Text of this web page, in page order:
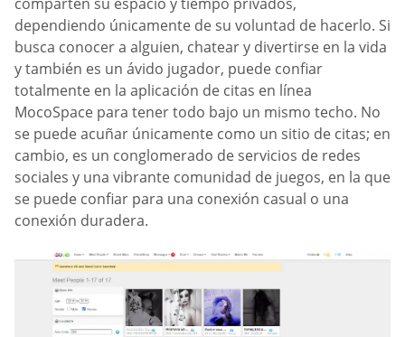
dependiendo únicamente de su voluntad de hacerlo. Si
busca conocer a alguien, chatear y divertirse en la vida
y también es un ávido jugador, puede confiar
totalmente en la aplicación de citas en línea
MocoSpace para tener todo bajo un mismo techo. No
se puede acuñar únicamente como un sitio de citas; en
cambio, es un conglomerado de servicios de redes
sociales y una vibrante comunidad de juegos, en la que
se puede confiar para una conexión casual o una
conexión duradera.